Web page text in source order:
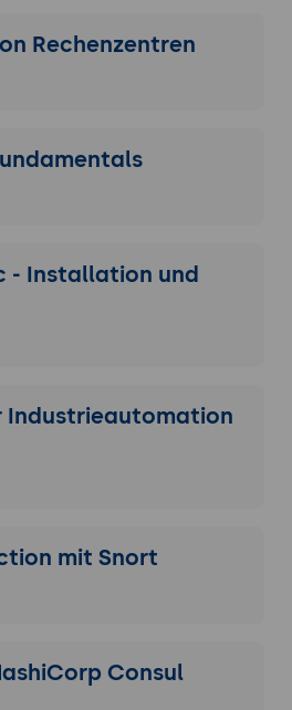
Rechenzentren
- Installation und
Industrieautomation
mit Snort
Consul